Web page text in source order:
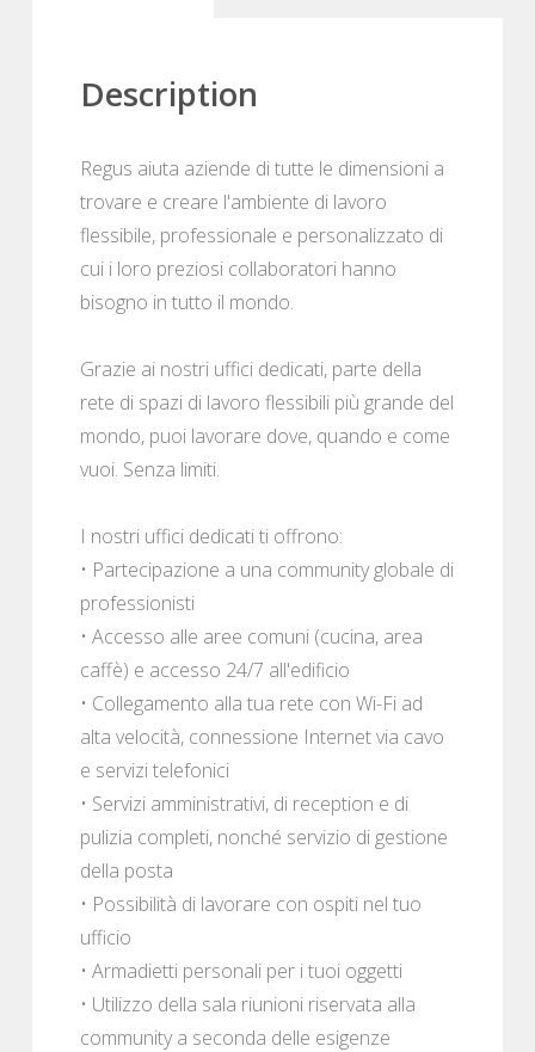
Description
Regus aiuta aziende di tutte le dimensioni a
trovare e creare l'ambiente di lavoro
flessibile, professionale e personalizzato di
cui i loro preziosi collaboratori hanno
bisogno in tutto il mondo.
Grazie ai nostri uffici dedicati, parte della
rete di spazi di lavoro flessibili più grande del
mondo, puoi lavorare dove, quando e come
vuoi. Senza limiti.
I nostri uffici dedicati ti offrono:
• Partecipazione a una community globale di
professionisti
• Accesso alle aree comuni (cucina, area
caffè) e accesso 24/7 all'edificio
• Collegamento alla tua rete con Wi-Fi ad
alta velocità, connessione Internet via cavo
e servizi telefonici
• Servizi amministrativi, di reception e di
pulizia completi, nonché servizio di gestione
della posta
• Possibilità di lavorare con ospiti nel tuo
ufficio
• Armadietti personali per i tuoi oggetti
• Utilizzo della sala riunioni riservata alla
community a seconda delle esigenze